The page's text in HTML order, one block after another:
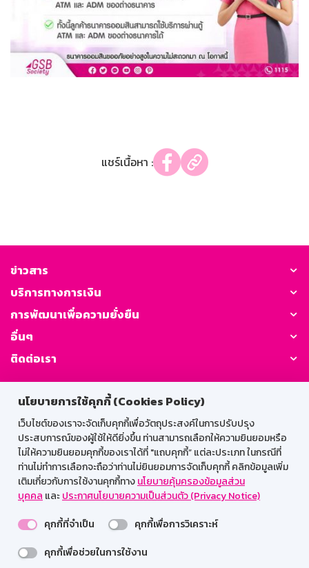
นโยบายการใช้คุกกี้ (Cookies Policy)
เว็บไซต์ของเราจะจัดเก็บคุกกี้เพื่อวัตถุประสงค์ในการปรับปรุง
ประสบการณ์ของผู้ใช้ให้ดียิ่งขึ้น ท่านสามารถเลือกให้ความยินยอมหรือ
ไม่ให้ความยินยอมคุกกี้ของเราได้ที่ "แถบคุกกี้” แต่ละประเภท ในกรณีที่
ท่านไม่ทำการเลือกจะถือว่าท่านไม่ยินยอมการจัดเก็บคุกกี้ คลิกข้อมูลเพิ่ม
เติมเกี่ยวกับการใช้งานคุกกี้ทางนโยบายคุ้มครองข้อมูลส่วน
บุคคล และประกาศนโยบายความเป็นส่วนตัว (Privacy Notice)
คุกกี้ที่จำเป็น
คุกกี้เพื่อการวิเคราะห์
คุกกี้เพื่อช่วยในการใช้งาน
แชร์เนื้อหา :
ข่าวสาร
บริการทางการเงิน
การพัฒนาเพื่อความยั่งยืน
อื่นๆ
ติดต่อเรา
GSB Society:
สำหรับพนักงาน
Web HR
GSB Wisdom
M-Search
เข้าสู่ระบบเน็ตเมล